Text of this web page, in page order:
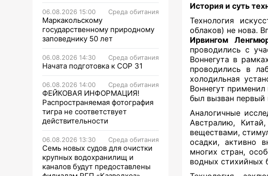
06.08.2026 15:00 Среда обитания
Маркакольскому
государственному природному
заповеднику 50 лет
06.08.2026 14:30 Среда обитания
Начата подготовка к СОР 31
06.08.2026 14:00 Среда обитания
ФЕЙКОВАЯ ИНФОРМАЦИЯ!
Распространяемая фотография
тигра не соответствует
действительности
06.08.2026 13:30 Среда обитания
Семь новых судов для очистки
крупных водохранилищ и
каналов будут предоставлены
История и суть
Технология
облаков) не нова.
Ирвингом
проводились с
Воннегута в
проводились в
холодильная
Воннегут
был вызван первый
Аналогичные
Австралию,
веществами,
осадки, активно
многих стран,
водных стихийных